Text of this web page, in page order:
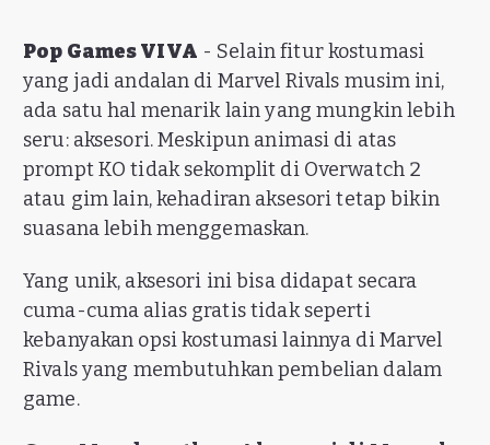
Pop Games VIVA - Selain fitur kostumasi
yang jadi andalan di Marvel Rivals musim ini,
ada satu hal menarik lain yang mungkin lebih
seru: aksesori. Meskipun animasi di atas
prompt KO tidak sekomplit di Overwatch 2
atau gim lain, kehadiran aksesori tetap bikin
suasana lebih menggemaskan.
Yang unik, aksesori ini bisa didapat secara
cuma-cuma alias gratis tidak seperti
kebanyakan opsi kostumasi lainnya di Marvel
Rivals yang membutuhkan pembelian dalam
game.